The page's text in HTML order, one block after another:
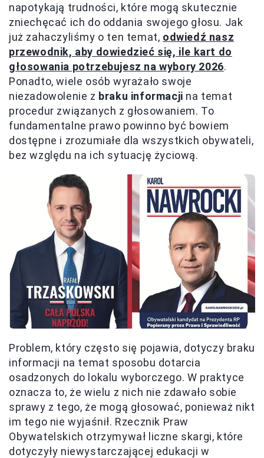
napotykają trudności, które mogą skutecznie
zniechęcać ich do oddania swojego głosu. Jak
już zahaczyliśmy o ten temat, odwiedź nasz
przewodnik, aby dowiedzieć się, ile kart do
głosowania potrzebujesz na wybory 2026.
Ponadto, wiele osób wyrażało swoje
niezadowolenie z braku informacji na temat
procedur związanych z głosowaniem. To
fundamentalne prawo powinno być bowiem
dostępne i zrozumiałe dla wszystkich obywateli,
bez względu na ich sytuację życiową.
Problem, który często się pojawia, dotyczy braku
informacji na temat sposobu dotarcia
osadzonych do lokalu wyborczego. W praktyce
oznacza to, że wielu z nich nie zdawało sobie
sprawy z tego, że mogą głosować, ponieważ nikt
im tego nie wyjaśnił. Rzecznik Praw
Obywatelskich otrzymywał liczne skargi, które
dotyczyły niewystarczającej edukacji w